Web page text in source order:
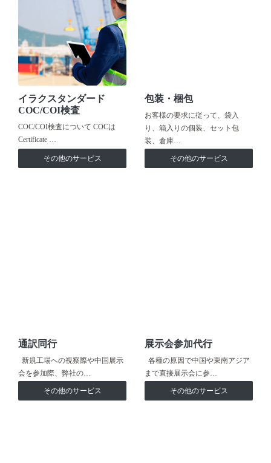
イラクスタンダード
COC/COI検査
COC/COI検査について COCは
Certificate …
その他のサービス
包装・梱包
お客様の要求に従って、袋入
り、箱入りの個装、セット包
装、倉庫…
その他のサービス
通訳同行
新規工場への視察際や中国展示
会を参加際、弊社の…
その他のサービス
展示会参加代行
各種の原因で中国や東南アジア
まで直接展示会に参…
その他のサービス